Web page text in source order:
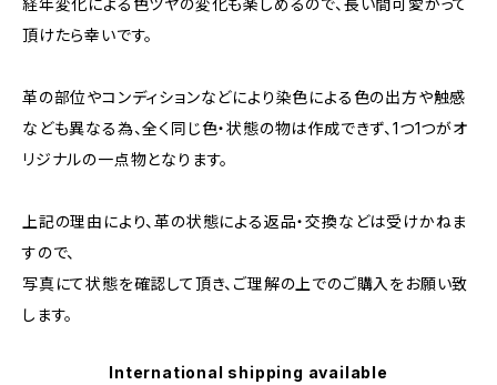
経年変化による色ツヤの変化も楽しめるので、長い間可愛がって
頂けたら幸いです。
革の部位やコンディションなどにより染色による色の出方や触感
なども異なる為、全く同じ色・状態の物は作成できず、1つ1つがオ
リジナルの一点物となります。
上記の理由により、革の状態による返品・交換などは受けかねま
すので、
写真にて状態を確認して頂き、ご理解の上でのご購入をお願い致
します。
International shipping available